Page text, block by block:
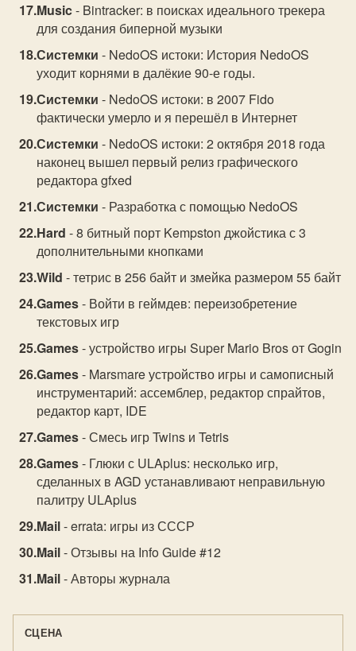
Music- Bintracker: в поисках идеального трекера
для создания биперной музыки
Системки - NedoOS истоки: История NedoOS
уходит корнями в далёкие 90-е годы.
Системки - NedoOS истоки: в 2007 Fido
фактически умерло и я перешёл в Интернет
Системки - NedoOS истоки: 2 октября 2018 года
наконец вышел первый релиз графического
редактора gfxed
Системки - Разработка с помощью NedoOS
Hard - 8 битный порт Kempston джойстика с 3
дополнительными кнопками
Wild - тетрис в 256 байт и змейка размером 55 байт
Games- Войти в геймдев: переизобретение
текстовых игр
Games- устройство игры Super Mario Bros от Gogin
Games- Marsmare устройство игры и самописный
инструментарий: ассемблер, редактор спрайтов,
редактор карт, IDE
Games- Смесь игр Twins и Tetris
Games- Глюки с ULAplus: несколько игр,
сделанных в AGD устанавливают неправильную
палитру ULAplus
Mail- errata: игры из СССР
Mail- Отзывы на Info Guide #12
Mail- Авторы журнала
СЦЕНА